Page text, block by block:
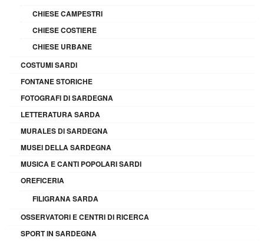
CHIESE CAMPESTRI
CHIESE COSTIERE
CHIESE URBANE
COSTUMI SARDI
FONTANE STORICHE
FOTOGRAFI DI SARDEGNA
LETTERATURA SARDA
MURALES DI SARDEGNA
MUSEI DELLA SARDEGNA
MUSICA E CANTI POPOLARI SARDI
OREFICERIA
FILIGRANA SARDA
OSSERVATORI E CENTRI DI RICERCA
SPORT IN SARDEGNA